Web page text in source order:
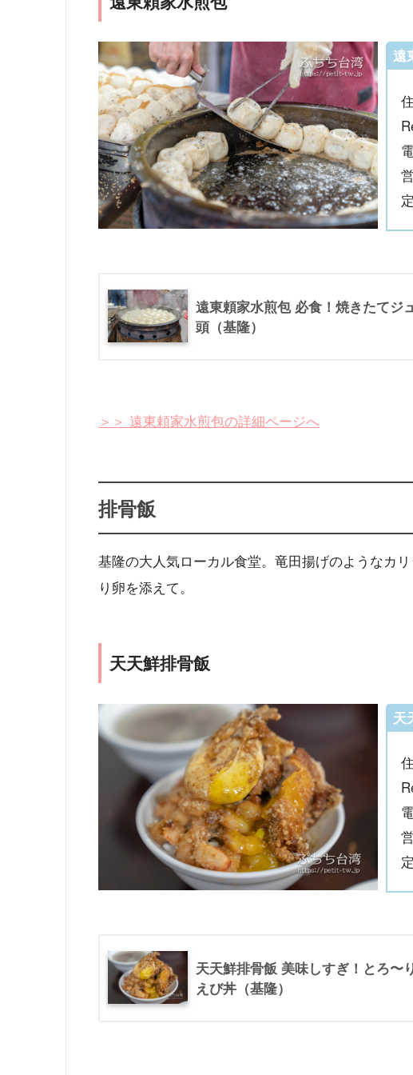
遠
遠東頼家水煎包 必食！焼きたてジ
頭（基隆）
＞＞ 遠東頼家水煎包の詳細ページへ
排骨飯
基隆の大人気ローカル食堂。竜田揚げのようなカ
り卵を添えて。
天天鮮排骨飯
天
天天鮮排骨飯 美味しすぎ！とろ〜
えび丼（基隆）